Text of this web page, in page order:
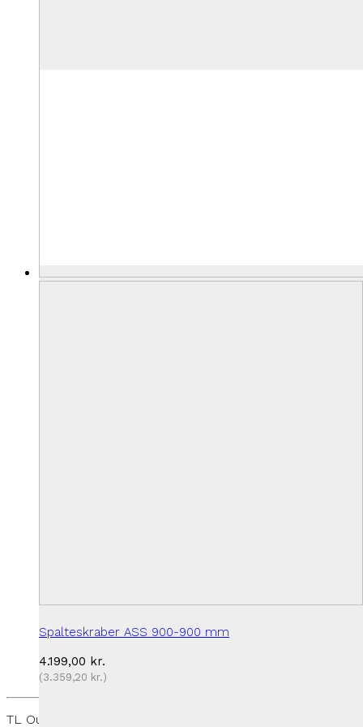
Spalteskraber ASS 900-900 mm
4.199,00 kr.
(3.359,20 kr.)
TL Outdoor - Rantzausmindevej 109, 5700 Svendborg -